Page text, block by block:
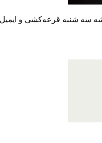
سه شنبه قرعه‌کشی و ایمیل